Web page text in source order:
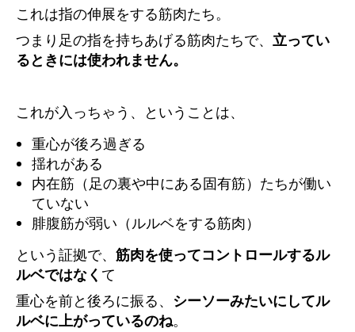
これは指の伸展をする筋肉たち。
つまり足の指を持ちあげる筋肉たちで、 立ってい
るときには使われません。
これが入っちゃう、ということは、
重心が後ろ過ぎる
揺れがある
内在筋（足の裏や中にある固有筋）たちが働い
ていない
腓腹筋が弱い（ルルベをする筋肉）
という証拠で、 筋肉を使ってコントロールするル
ルベではなく て
重心を前と後ろに振る、 シーソーみたいにしてル
ルベに上がっているのね。